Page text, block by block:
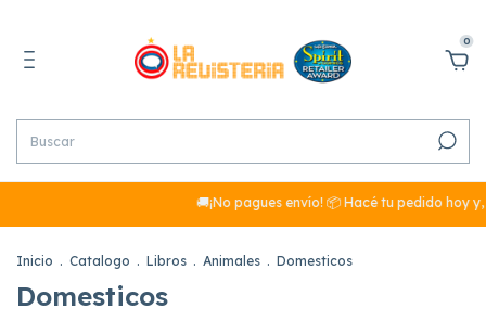
0
🚚¡No pagues envío! 📦 Hacé tu pedido hoy
Inicio . Catalogo . Libros . Animales . Domesticos
Domesticos